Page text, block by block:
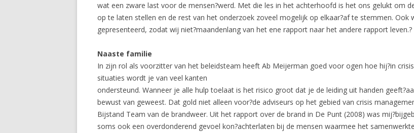
wat een zware last voor de mensen?werd. Met die les in het achterhoofd is het ons gelukt om
op te laten stellen en de rest van het onderzoek zoveel mogelijk op elkaar?af te stemmen. Ook
gepresenteerd, zodat wij niet?maandenlang van het ene rapport naar het andere rapport leven.?
Naaste familie
In zijn rol als voorzitter van het beleidsteam heeft Ab Meijerman goed voor ogen hoe hij?in
situaties wordt je van veel kanten
ondersteund. Wanneer je alle hulp toelaat is het risico groot dat je de leiding uit handen
bewust van geweest. Dat gold niet alleen voor?de adviseurs op het gebied van crisis
Bijstand Team van de brandweer. Uit het rapport over de brand in De Punt (2008) was
soms ook een overdonderend gevoel kon?achterlaten bij de mensen waarmee het